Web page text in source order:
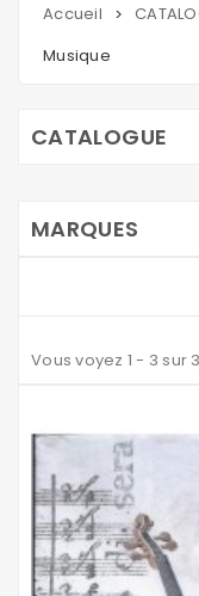
Accueil >
Musique
CATALOGUE
MARQUES
Vous voyez 1 - 3 sur